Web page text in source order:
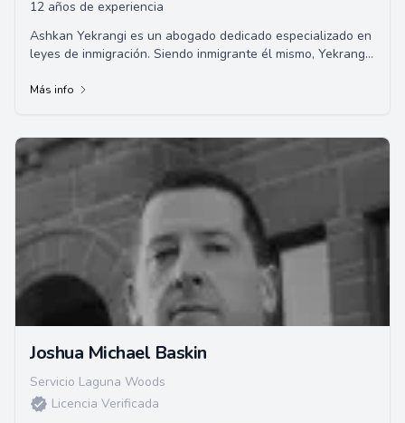
12 años de experiencia
Ashkan Yekrangi es un abogado dedicado especializado en
leyes de inmigración. Siendo inmigrante él mismo, Yekrangi
Más info
Joshua Michael Baskin
Servicio Laguna Woods
Licencia Verificada